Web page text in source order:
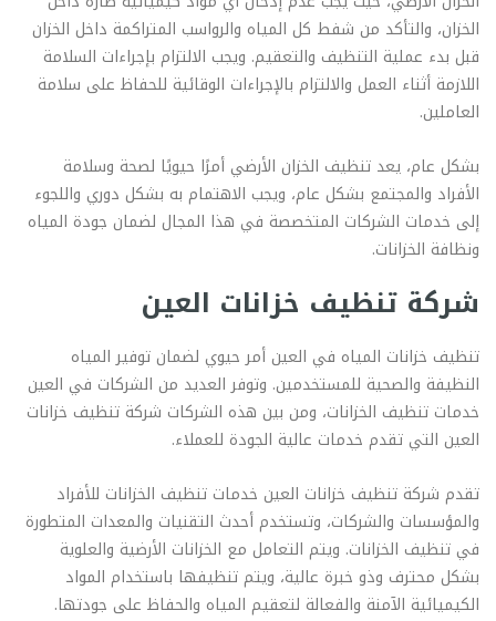
الخزان، والتأكد من شفط كل المياه والرواسب المتراكمة داخل الخزان
قبل بدء عملية التنظيف والتعقيم. ويجب الالتزام بإجراءات السلامة
اللازمة أثناء العمل والالتزام بالإجراءات الوقائية للحفاظ على سلامة
العاملين.
بشكل عام، يعد تنظيف الخزان الأرضي أمرًا حيويًا لصحة وسلامة
الأفراد والمجتمع بشكل عام، ويجب الاهتمام به بشكل دوري واللجوء
إلى خدمات الشركات المتخصصة في هذا المجال لضمان جودة المياه
ونظافة الخزانات.
شركة تنظيف خزانات العين
تنظيف خزانات المياه في العين أمر حيوي لضمان توفير المياه
النظيفة والصحية للمستخدمين. وتوفر العديد من الشركات في العين
خدمات تنظيف الخزانات، ومن بين هذه الشركات شركة تنظيف خزانات
العين التي تقدم خدمات عالية الجودة للعملاء.
تقدم شركة تنظيف خزانات العين خدمات تنظيف الخزانات للأفراد
والمؤسسات والشركات، وتستخدم أحدث التقنيات والمعدات المتطورة
في تنظيف الخزانات. ويتم التعامل مع الخزانات الأرضية والعلوية
بشكل محترف وذو خبرة عالية، ويتم تنظيفها باستخدام المواد
الكيميائية الآمنة والفعالة لتعقيم المياه والحفاظ على جودتها.